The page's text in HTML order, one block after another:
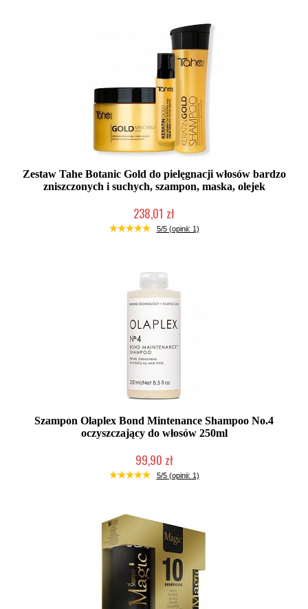
Zestaw Tahe Botanic Gold do pielęgnacji włosów bardzo
zniszczonych i suchych, szampon, maska, olejek
238,01 zł
Duża ilość (wysyłka w 24h)
5/5 (opinii: 1)
Szampon Olaplex Bond Mintenance Shampoo No.4
oczyszczający do włosów 250ml
99,90 zł
Duża ilość (wysyłka w 24h)
5/5 (opinii: 1)